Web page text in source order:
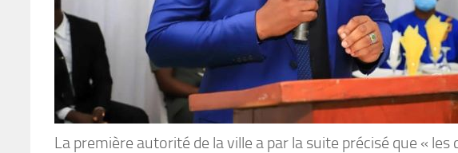
La première autorité de la ville a par la suite précisé que «